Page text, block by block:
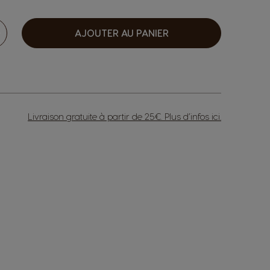
AJOUTER AU PANIER
Livraison gratuite à partir de 25€. Plus d’infos ici